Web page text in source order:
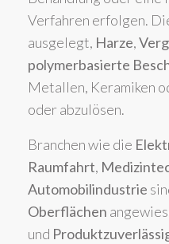
Verfahren erfolgen.
ausgelegt, Harze,
polymerbasierte
Metallen, Keramiken
oder abzulösen.
Branchen wie die
Raumfahrt,
Automobilindustrie
Oberflächen
und